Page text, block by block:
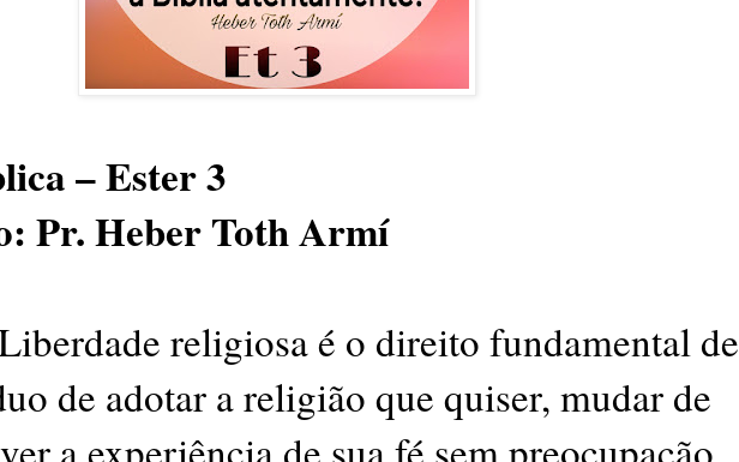
– Ester 3
Pr. Heber Toth Armí
religiosa é o direito fundamental de
de adotar a religião que quiser, mudar de
a experiência de sua fé sem preocupação